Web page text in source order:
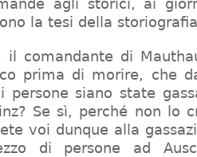
agli storici, ai
la tesi della
il comandante di
prima di morire, che
persone siano state
Se sì, perché non lo
voi dunque alla
di persone ad